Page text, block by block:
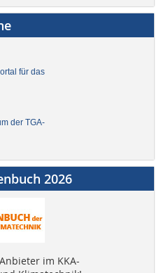
für das
der TGA-
2026
im KKA-